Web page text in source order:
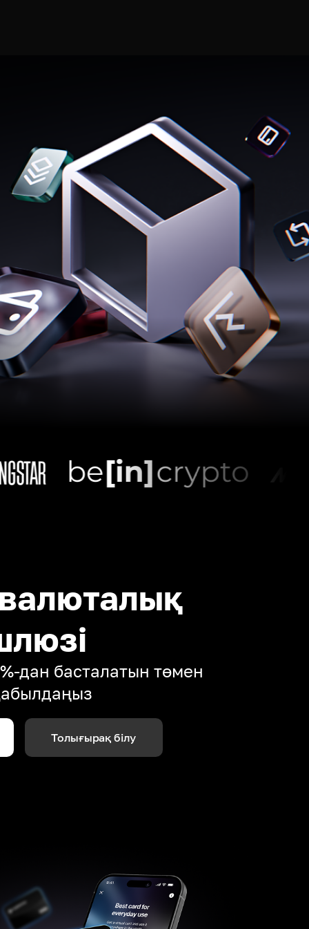
дан басталатын төмен
Толығырақ білу